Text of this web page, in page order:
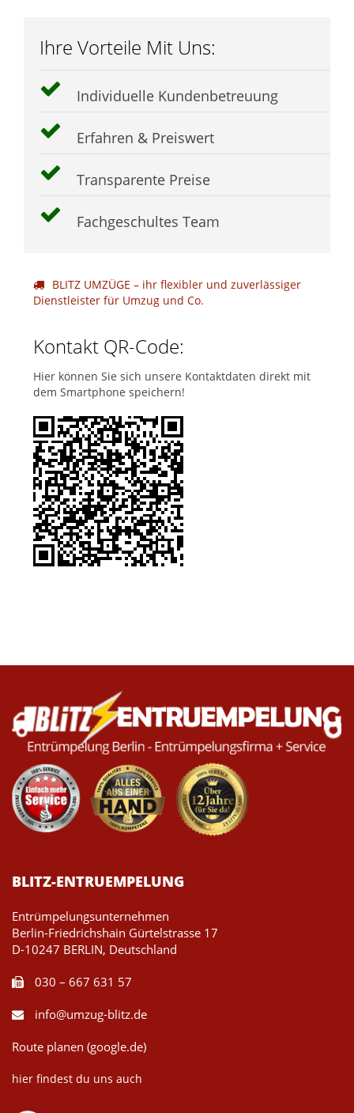
Ihre Vorteile Mit Uns:
Individuelle Kundenbetreuung
Erfahren & Preiswert
Transparente Preise
Fachgeschultes Team
BLITZ UMZÜGE – ihr flexibler und zuverlässiger
Dienstleister für Umzug und Co.
Kontakt QR-Code:
Hier können Sie sich unsere Kontaktdaten direkt mit
dem Smartphone speichern!
BLITZ-ENTRUEMPELUNG
Entrümpelungsunternehmen
Berlin-Friedrichshain Gürtelstrasse 17
D-10247 BERLIN, Deutschland
030 – 667 631 57
info@umzug-blitz.de
Route planen (google.de)
hier findest du uns auch